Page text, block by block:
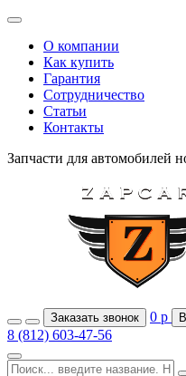
О компании
Как купить
Гарантия
Сотрудничество
Статьи
Контакты
Запчасти для автомобилей
Заказать звонок 0 р
8 (812) 603-47-56